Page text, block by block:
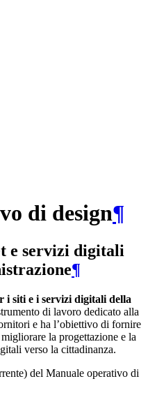
di design¶
e servizi digitali
¶
i siti e i servizi digitali della
di lavoro dedicato alla
e ha l’obiettivo di fornire
la progettazione e la
verso la cittadinanza.
del Manuale operativo di